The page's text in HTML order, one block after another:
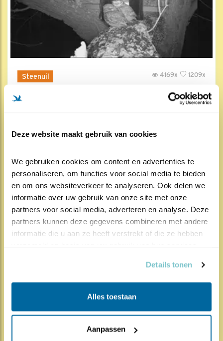
Deze website maakt gebruik van cookies
We gebruiken cookies om content en advertenties te
personaliseren, om functies voor social media te bieden
en om ons websiteverkeer te analyseren. Ook delen we
informatie over uw gebruik van onze site met onze
partners voor social media, adverteren en analyse. Deze
partners kunnen deze gegevens combineren met andere
informatie die u aan ze heeft verstrekt of die ze hebben
Details tonen
Alles toestaan
Aanpassen
Steenuil 1209x
4169x
In / bij de kauwenkast